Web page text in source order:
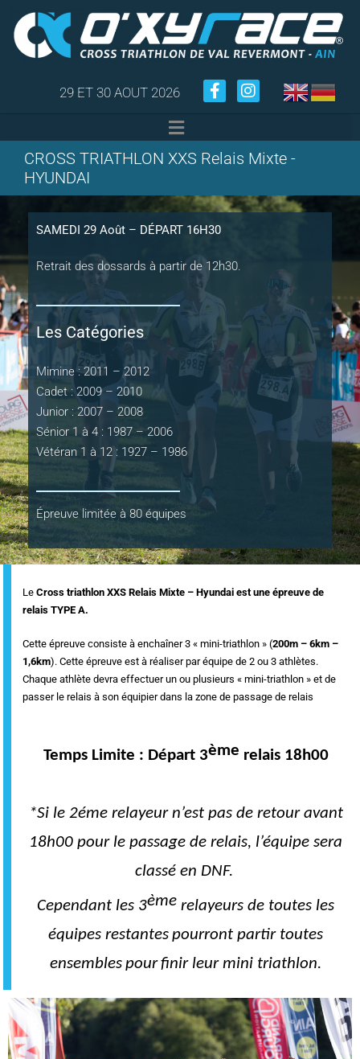
29 ET 30 AOUT 2026
CROSS TRIATHLON XXS Relais Mixte -
HYUNDAI
SAMEDI 29 Août – DÉPART 16H30
Retrait des dossards à partir de 12h30.
Les Catégories
Mimine : 2011 – 2012
Cadet : 2009 – 2010
Junior : 2007 – 2008
Sénior 1 à 4 : 1987 – 2006
Vétéran 1 à 12 : 1927 – 1986
Épreuve limitée à 80 équipes
Le Cross triathlon XXS Relais Mixte – Hyundai est une épreuve de
relais TYPE A.
Cette épreuve consiste à enchaîner 3 « mini-triathlon » (200m – 6km –
1,6km). Cette épreuve est à réaliser par équipe de 2 ou 3 athlètes.
Chaque athlète devra effectuer un ou plusieurs « mini-triathlon » et de
passer le relais à son équipier dans la zone de passage de relais
Temps Limite : Départ 3ème relais 18h00
*Si le 2éme relayeur n’est pas de retour avant
18h00 pour le passage de relais, l’équipe sera
classé en DNF.
Cependant les 3ème relayeurs de toutes les
équipes restantespourront partir toutes
ensemblespourfinir leur mini triathlon.